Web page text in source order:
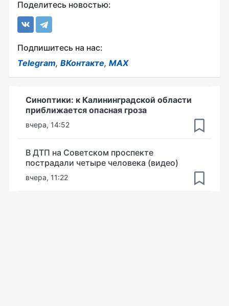
Поделитесь новостью:
Подпишитесь на нас:
Telegram, ВКонтакте, MAX
Синоптики: к Калининградской области
приближается опасная гроза
вчера, 14:52
В ДТП на Советском проспекте
пострадали четыре человека (видео)
вчера, 11:22